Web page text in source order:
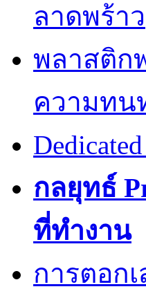
ลาดพร้าว
พลาสติก
ความทน
กลยุทธ์
ที่ทำงาน
การตอก